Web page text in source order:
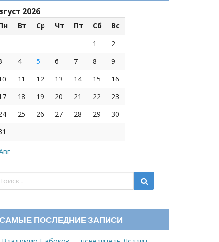
2026
Вт Ср Чт Пт Сб
Вс
1
2
4 5 6 7 8
9
11 12 13 14 15
16
18 19 20 21 22
23
25 26 27 28 29
30
САМЫЕ ПОСЛЕДНИЕ ЗАПИСИ